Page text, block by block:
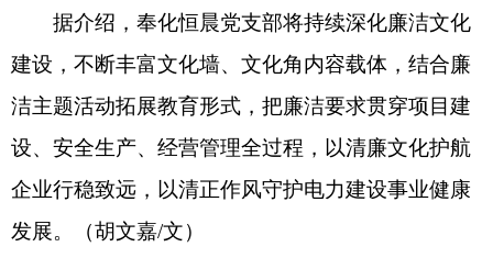
据介绍 ，奉化恒晨党支部将持续深化廉洁文化
建设，不断丰富文化墙、文化角内容载体，结合廉
洁主题活动拓展教育形式，把廉洁要求贯穿项目建
设、安全生产、经营管理全过程，以清廉文化护航
企业行稳致远，以清正作风守护电力建设事业健康
发展。
（胡文嘉/文）